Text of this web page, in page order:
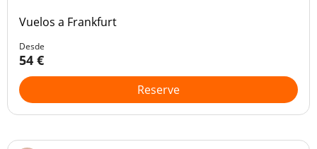
Vuelos a Frankfurt
Desde
54 €
Reserve